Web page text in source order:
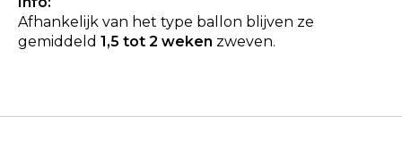
Afhankelijk van het type ballon blijven ze
gemiddeld 1,5 tot 2 weken zweven.